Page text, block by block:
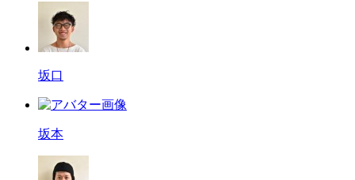
坂口
坂本